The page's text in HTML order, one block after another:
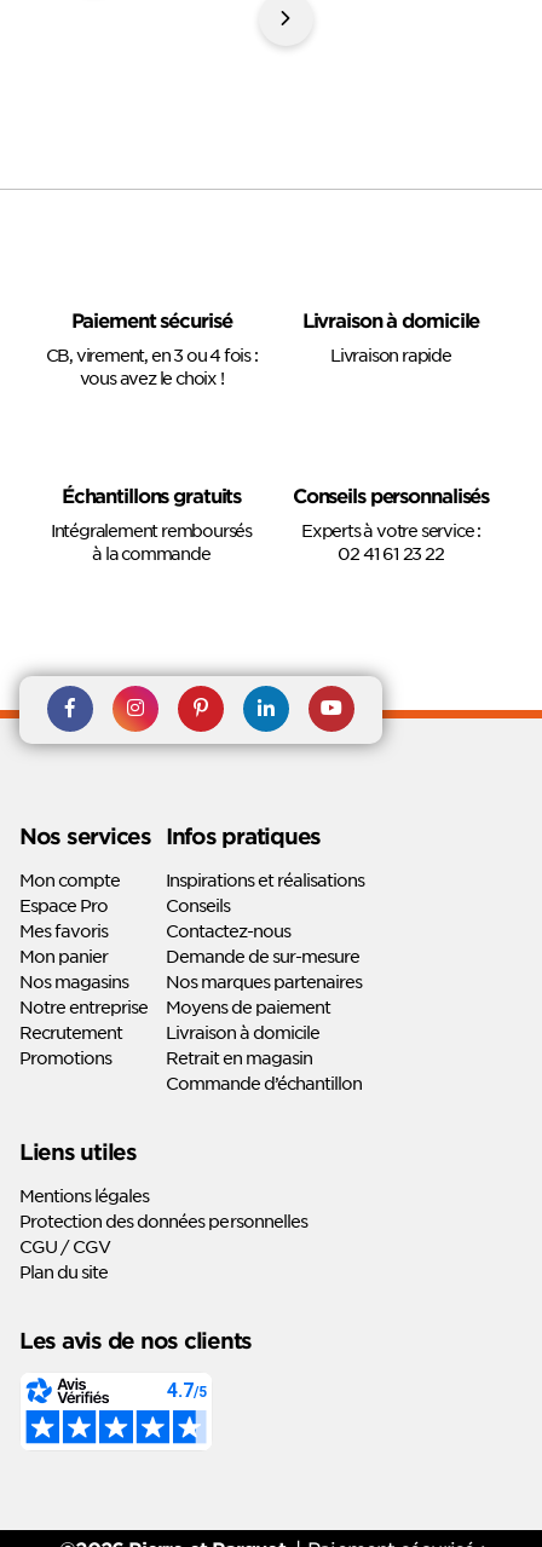
Suivante
Paiement sécurisé
CB, virement, en 3 ou 4 fois :
vous avez le choix !
Livraison à domicile
Livraison rapide
Échantillons gratuits
Intégralement remboursés
à la commande
Conseils personnalisés
Experts à votre service :
02 41 61 23 22
Rejoignez nous sur Facebook
Suivez-nous sur
Instagram
Suivez-nous sur
Pinterest
Suivez-
nous sur
Suivez-
nous sur
Nos services
Mon compte
Espace Pro
Mes favoris
Mon panier
Nos magasins
Notre entreprise
Recrutement
Promotions
Infos pratiques
Inspirations et réalisations
Conseils
Contactez-nous
Demande de sur-mesure
Nos marques partenaires
Moyens de paiement
Livraison à domicile
Retrait en magasin
Commande d’échantillon
Liens utiles
Mentions légales
Protection des données personnelles
CGU / CGV
Plan du site
Les avis de nos clients